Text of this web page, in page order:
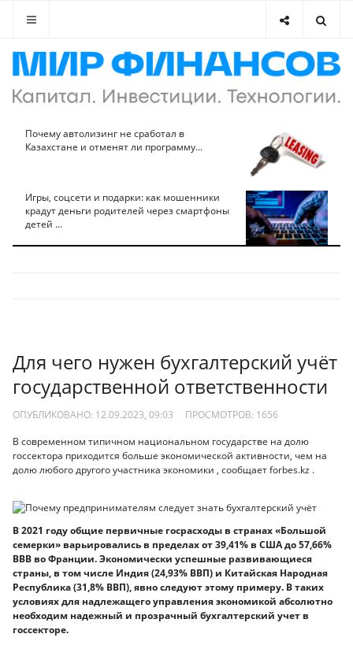
Почему автолизинг не сработал в
Казахстане и отменят ли программу...
Игры, соцсети и подарки: как мошенники
крадут деньги родителей через смартфоны
детей ...
Для чего нужен бухгалтерский учёт
государственной ответственности
ОПУБЛИКОВАНО: 12.09.2023, 09:03 ПРОСМОТРОВ: 1656
В современном типичном национальном государстве на долю
госсектора приходится больше экономической активности, чем на
долю любого другого участника экономики , сообщает forbes.kz .
В 2021 году общие первичные госрасходы в странах «Большой
семерки» варьировались в пределах от 39,41% в США до 57,66%
ВВВ во Франции. Экономически успешные развивающиеся
страны, в том числе Индия (24,93% ВВП) и Китайская Народная
Республика (31,8% ВВП), явно следуют этому примеру. В таких
условиях для надлежащего управления экономикой абсолютно
необходим надежный и прозрачный бухгалтерский учет в
госсекторе.